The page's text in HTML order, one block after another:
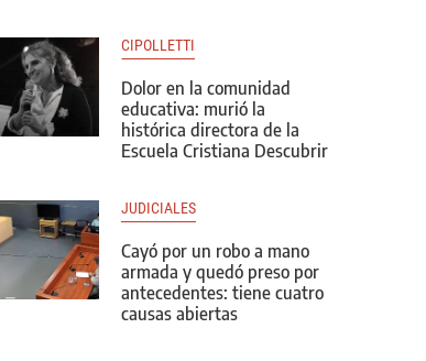
CIPOLLETTI
Dolor en la comunidad
educativa: murió la
histórica directora de la
Escuela Cristiana Descubrir
JUDICIALES
Cayó por un robo a mano
armada y quedó preso por
antecedentes: tiene cuatro
causas abiertas